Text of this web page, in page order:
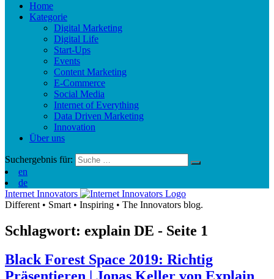
Home
Kategorie
Digital Marketing
Digital Life
Start-Ups
Events
Content Marketing
E-Commerce
Social Media
Internet of Everything
Data Driven Marketing
Innovation
Über uns
Suchergebnis für:
en
de
Internet Innovators
Different • Smart • Inspiring • The Innovators blog.
Schlagwort: explain DE - Seite 1
Black Forest Space 2019: Richtig